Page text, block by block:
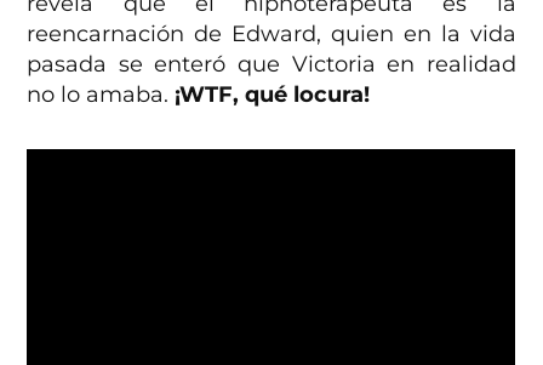
reencarnación de Edward, quien en la vida
pasada se enteró que Victoria en realidad
no lo amaba. ¡WTF, qué locura!